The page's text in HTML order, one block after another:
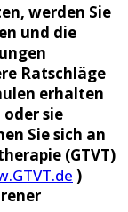
werden Sie
und die
Ratschläge
erhalten
sie
Sie sich an
(GTVT)
)